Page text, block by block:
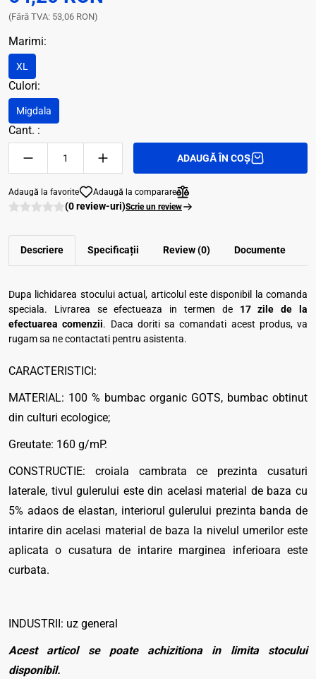
(Fără TVA: 53,06 RON)
Marimi:
XL
Culori:
Migdala
Cant. :
ADAUGĂ ÎN COȘ
Adaugă la favorite Adaugă la comparare
(0 review-uri)Scrie un review
Descriere Specificații Review (0) Documente
Dupa lichidarea stocului actual, articolul este disponibil la comanda
speciala. Livrarea se efectueaza in termen de 17 zile de la
efectuarea comenzii. Daca doriti sa comandati acest produs, va
rugam sa ne contactati pentru asistenta.
CARACTERISTICI:
MATERIAL: 100 % bumbac organic GOTS, bumbac obtinut
din culturi ecologice;
Greutate: 160 g/mP.
CONSTRUCTIE: croiala cambrata ce prezinta cusaturi
laterale, tivul gulerului este din acelasi material de baza cu
5% adaos de elastan, interiorul gulerului prezinta banda de
intarire din acelasi material de baza la nivelul umerilor este
aplicata o cusatura de intarire marginea inferioara este
curbata.
INDUSTRII: uz general
Acest articol se poate achizitiona in limita stocului
disponibil.